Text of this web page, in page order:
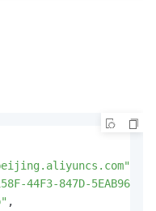
44F3-847D-
,